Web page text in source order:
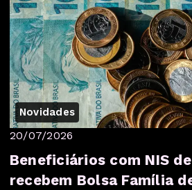
Novidades
20/07/2026
Beneficiários com NIS
recebem Bolsa Família